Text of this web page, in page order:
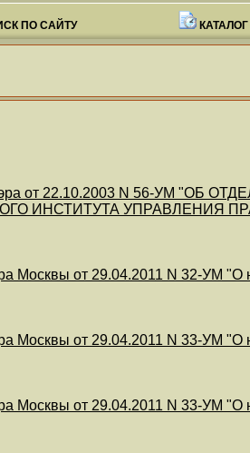
ПО САЙТУ
от 22.10.2003 N 56-УМ "ОБ
ИНСТИТУТА УПРАВЛЕНИЯ
Москвы от 29.04.2011 N 32-УМ "О
Москвы от 29.04.2011 N 33-УМ "О
Москвы от 29.04.2011 N 33-УМ "О